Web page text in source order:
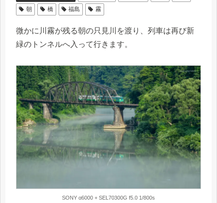
朝
橋 福島 霧
微かに川霧が残る朝の只見川を渡り、列車は再び新
緑のトンネルへ入って行きます。
SONY α6000 + SEL70300G f5.0 1/800s